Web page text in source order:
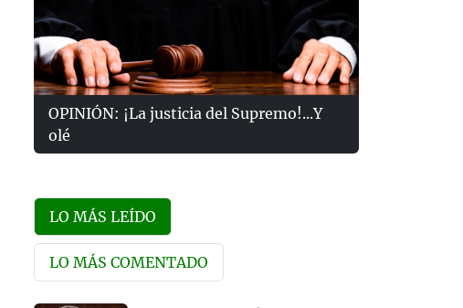
OPINIÓN: ¡La justicia del Supremo!...Y
olé
LO MÁS LEÍDO
LO MÁS COMENTADO